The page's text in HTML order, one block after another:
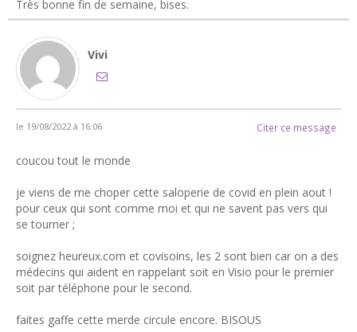
Très bonne fin de semaine, bises.
Vivi
le 19/08/2022 à 16:06 Citer ce message
coucou tout le monde
je viens de me choper cette saloperie de covid en plein aout !
pour ceux qui sont comme moi et qui ne savent pas vers qui
se tourner ;
soignez heureux.com et covisoins, les 2 sont bien car on a des
médecins qui aident en rappelant soit en Visio pour le premier
soit par téléphone pour le second.
faites gaffe cette merde circule encore. BISOUS